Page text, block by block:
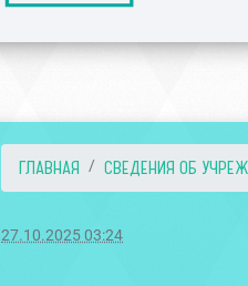
ГЛАВНАЯ СВЕДЕНИЯ ОБ
27.10.2025 03:24